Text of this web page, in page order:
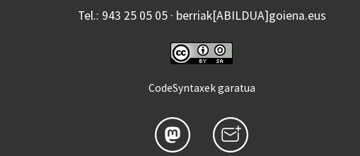
Tel.: 943 25 05 05 · berriak[ABILDUA]goiena.eus
CodeSyntaxek garatua